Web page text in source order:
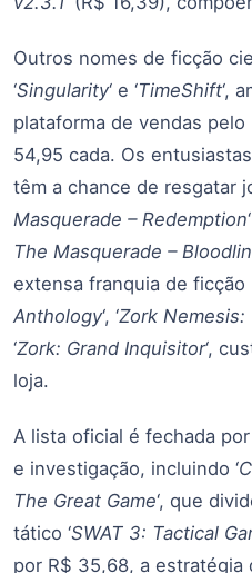
Outros nomes de ficção
‘Singularity‘ e ‘TimeShift‘,
plataforma de vendas
54,95 cada. Os
têm a chance de resgatar
Masquerade – Redemption
The Masquerade –
extensa franquia de ficção
Anthology‘, ‘Zork Nemesis:
‘Zork: Grand Inquisitor‘,
loja.
A lista oficial é fechada
e investigação, incluindo ‘
The Great Game‘, que
tático ‘SWAT 3: Tactical
por R$ 35,68, a estratégia